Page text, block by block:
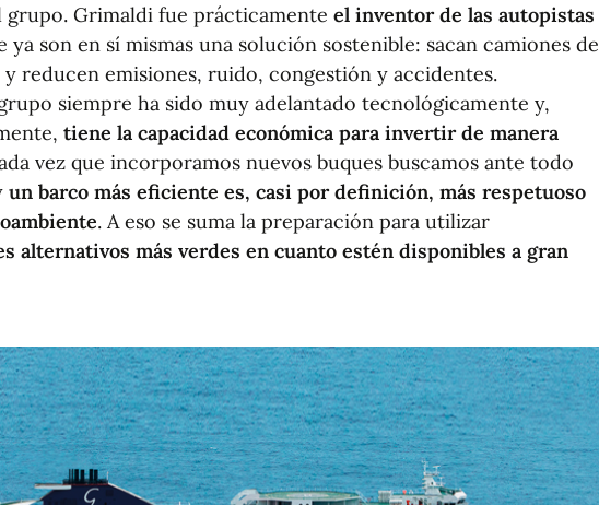
grupo. Grimaldi fue prácticamente el inventor de las autopistas
ya son en sí mismas una solución sostenible: sacan camiones de
reducen emisiones, ruido, congestión y accidentes.
siempre ha sido muy adelantado tecnológicamente y,
tiene la capacidad económica para invertir de manera
vez que incorporamos nuevos buques buscamos ante todo
un barco más eficiente es, casi por definición, más respetuoso
. A eso se suma la preparación para utilizar
alternativos más verdes en cuanto estén disponibles a gran